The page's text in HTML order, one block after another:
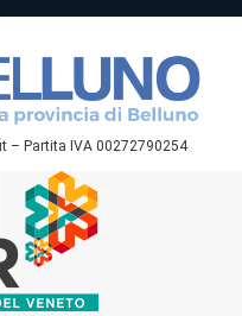
– Partita IVA 00272790254